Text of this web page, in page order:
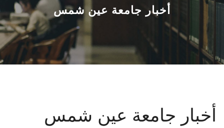
القطاعـات
الشئون الأكاديمية
البحث العلمي
المراكز والوحدات
أخبار جامعة عين شمس
أخبار جامعة عين شمس